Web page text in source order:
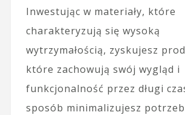
Inwestując w materiały, które
charakteryzują się wysoką
wytrzymałością, zyskujesz
które zachowują swój wygląd i
funkcjonalność przez długi
sposób minimalizujesz